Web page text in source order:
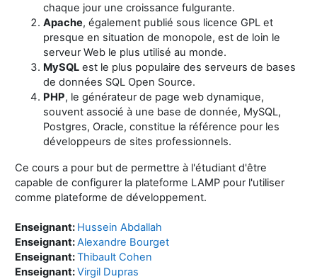
chaque jour une croissance fulgurante.
Apache, également publié sous licence GPL et
presque en situation de monopole, est de loin le
serveur Web le plus utilisé au monde.
MySQL est le plus populaire des serveurs de bases
de données SQL Open Source.
PHP, le générateur de page web dynamique,
souvent associé à une base de donnée, MySQL,
Postgres, Oracle, constitue la référence pour les
développeurs de sites professionnels.
Ce cours a pour but de permettre à l'étudiant d'être
capable de configurer la plateforme LAMP pour l'utiliser
comme plateforme de développement.
Enseignant: Hussein Abdallah
Enseignant:Alexandre Bourget
Enseignant:Thibault Cohen
Enseignant:Virgil Dupras